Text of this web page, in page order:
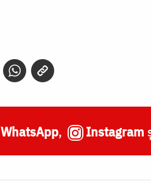
WhatsApp, Instagram